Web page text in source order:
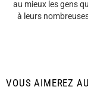
au mieux les gens
à leurs
VOUS AIMEREZ